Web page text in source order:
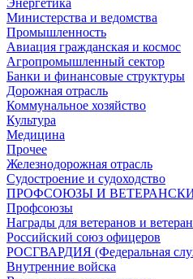
Энергетика
Министерства и ведомства
Промышленность
Авиация гражданская и космос
Агропромышленный сектор
Банки и финансовые структуры
Дорожная отрасль
Коммунальное хозяйство
Культура
Медицина
Прочее
Железнодорожная отрасль
Судостроение и судоходство
ПРОФСОЮЗЫ И
Профсоюзы
Награды для ветеранов и
Российский союз офицеров
РОСГВАРДИЯ (Федеральная
Внутренние войска